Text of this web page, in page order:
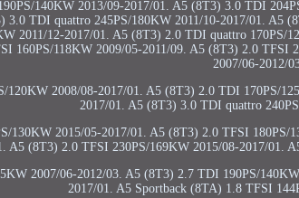
140KW 2013/09-2017/01. A5 (8T3) 3.0 TDI
3.0 TDI quattro 245PS/180KW 2011/10-2017/01. A5
2011/12-2017/01. A5 (8T3) 2.0 TDI quattro
160PS/118KW 2009/05-2011/09. A5 (8T3) 2.0 TFSI
2007/06-2012/
120KW 2008/08-2017/01. A5 (8T3) 2.0 TDI 170PS/
2017/01. A5 (8T3) 3.0 TDI quattro
130KW 2015/05-2017/01. A5 (8T3) 2.0 TFSI
A5 (8T3) 2.0 TFSI 230PS/169KW 2015/08-2017/01.
2007/06-2012/03. A5 (8T3) 2.7 TDI 190PS/
2017/01. A5 Sportback (8TA) 1.8 TFSI